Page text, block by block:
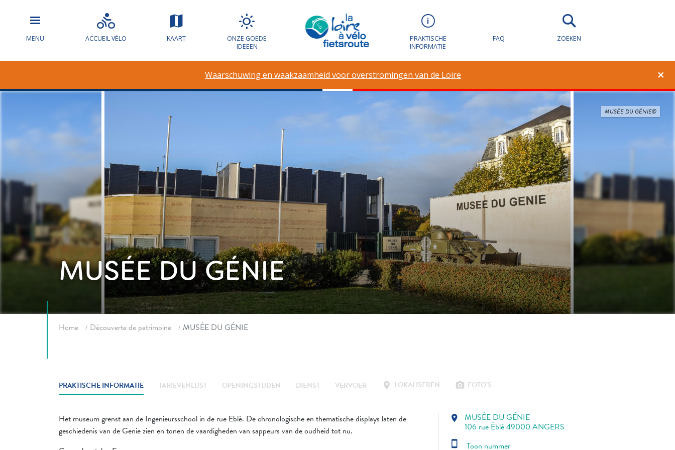
MENU ACCUEIL VÉLO KAART
ONZE GOEDE
IDEEËN
PRAKTISCHE
INFORMATIE
FAQ ZOEKEN
×
Waarschuwing en waakzaamheid voor overstromingen van de Loire
MUSÉE DU GÉNIE
MUSÉE DU GÉNIE©
Home Découverte de patrimoine MUSÉE DU GÉNIE
PRAKTISCHE INFORMATIE TARIEVENLIJST OPENINGSTIJDEN DIENST VERVOER location_on LOKALISEREN photo_camera FOTO’S
Het museum grenst aan de Ingenieursschool in de rue Eblé. De chronologische en thematische displays laten de
geschiedenis van de Genie zien en tonen de vaardigheden van sappeurs van de oudheid tot nu.
location_on MUSÉE DU GÉNIE
106 rue Éblé 49000 ANGERS
smartphone Toon nummer